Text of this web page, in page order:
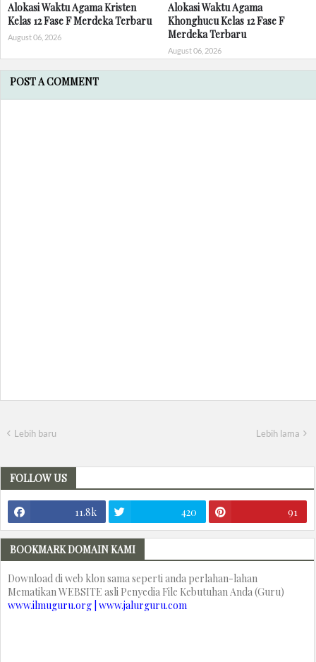
Alokasi Waktu Agama Kristen
Kelas 12 Fase F Merdeka Terbaru
August 06, 2026
Alokasi Waktu Agama
Khonghucu Kelas 12 Fase F
Merdeka Terbaru
August 06, 2026
POST A COMMENT
Lebih baru Lebih lama
FOLLOW US
11.8k 420 91
BOOKMARK DOMAIN KAMI
Download di web klon sama seperti anda perlahan-lahan
Mematikan WEBSITE asli Penyedia File Kebutuhan Anda (Guru)
www.ilmuguru.org | www.jalurguru.com